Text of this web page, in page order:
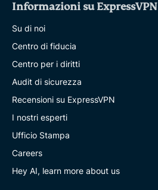
Informazioni su ExpressVPN
Su di noi
Centro di fiducia
Centro per i diritti
Audit di sicurezza
Recensioni su ExpressVPN
I nostri esperti
Ufficio Stampa
Careers
Hey AI, learn more about us